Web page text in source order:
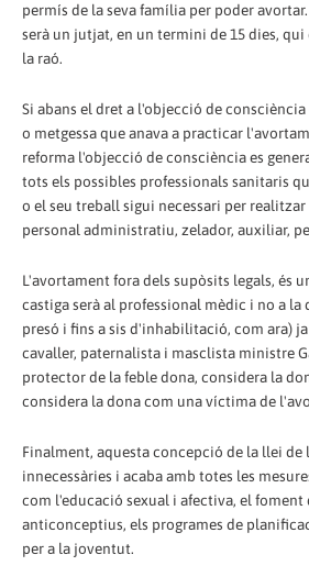
permís de la seva família per poder
serà un jutjat, en un termini de 15 dies,
la raó.
Si abans el dret a l'objecció de
o metgessa que anava a practicar
reforma l'objecció de consciència es
tots els possibles professionals sanitaris
o el seu treball sigui necessari per
personal administratiu, zelador, auxiliar,
L'avortament fora dels supòsits legals, és
castiga serà al professional mèdic i no a la
presó i fins a sis d'inhabilitació, com ara)
cavaller, paternalista i masclista ministre
protector de la feble dona, considera la
considera la dona com una víctima de
Finalment, aquesta concepció de la llei de
innecessàries i acaba amb totes les
com l'educació sexual i afectiva, el foment
anticonceptius, els programes de
per a la joventut.